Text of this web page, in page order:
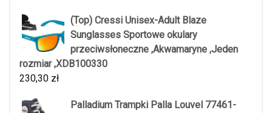
(Top) Cressi Unisex-Adult Blaze
Sunglasses Sportowe okulary
przeciwsłoneczne ,Akwamaryne ,Jeden
rozmiar ,XDB100330
230,30 zł
Palladium Trampki Palla Louvel 77461-